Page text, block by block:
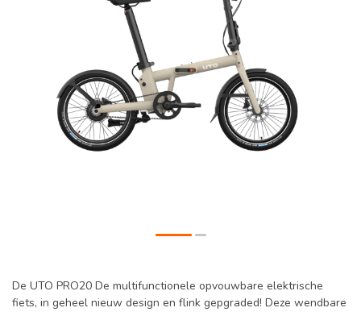
De UTO PRO20 De multifunctionele opvouwbare elektrische
fiets, in geheel nieuw design en flink gepgraded! Deze wendbare